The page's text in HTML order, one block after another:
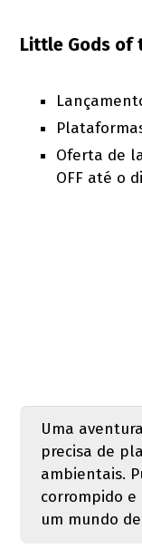
Little Gods of
Oferta de
OFF até o
Uma
precisa de
ambientais.
corrompido
um mundo